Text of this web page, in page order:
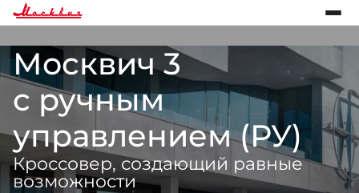
Москвич 3
с ручным
управлением (РУ)
Кроссовер, создающий равные
возможности